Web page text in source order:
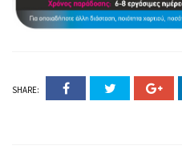
SHARE: